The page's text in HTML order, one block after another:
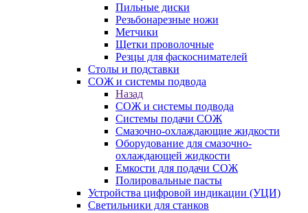
Пильные диски
Резьбонарезные ножи
Метчики
Щетки проволочные
Резцы для фаскоснимателей
Столы и подставки
СОЖ и системы подвода
Назад
СОЖ и системы подвода
Системы подачи СОЖ
Смазочно-охлаждающие жидкости
Оборудование для смазочно-
охлаждающей жидкости
Емкости для подачи СОЖ
Полировальные пасты
Устройства цифровой индикации (УЦИ)
Светильники для станков